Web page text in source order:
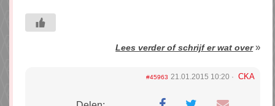
Lees verder of schrijf er wat over»
#45963 21.01.2015 10:20 CKA